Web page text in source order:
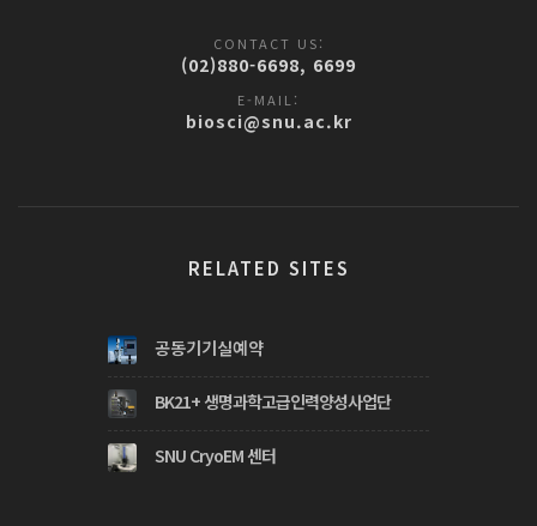
CONTACT US:
(02)880-6698, 6699
E-MAIL:
biosci@snu.ac.kr
RELATED SITES
공동기기실예약
BK21+ 생명과학고급인력양성사업단
SNU CryoEM 센터